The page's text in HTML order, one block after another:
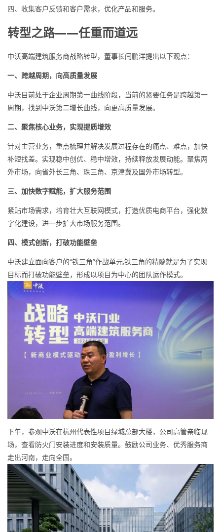
四、收集客户反馈和客户需求，优化产品和服务。
转型之路——任重而道远
中沃高端建筑服务商战略转型，董事长闫鹏洋提出以下观点：
一、跨越周期，向高质量发展
中沃目前处于企业周期第一曲线阶段，当前的紧要任务是跨越第一
周期，找到中沃第二增长曲线，向更高质量发展。
二、聚焦核心业务，实现提质增效
针对主营业务，重点梳理并解决发展过程存在的痛点、难点，加快
补短找差。实现稳中创优、稳中增效，持续释放发展动能。聚焦两
外市场，向省外长三角、珠三角、京津冀及国外市场转型。
三、加快数字赋能，扩大服务范围
紧贴市场需求，培育壮大互联网模式，打造优质电商平台，强化数
字化建设，进一步扩大市场服务范围。
四、模式创新， 打破功能壁垒
中沃建立面向客户的“铁三角”作战单元,铁三角的精髓就是为了实现
目标而打破功能壁垒，形成以项目为中心的团队运作模式。
下午，参观中沃在杭州代表性项目绿城总部大楼，公司高管亲临现
场，查看防火门安装进度和安装质量。鼓励公司业务、优秀服务商
走出河南，走向全国。